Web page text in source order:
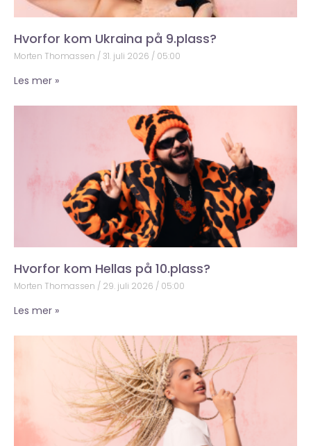
Hvorfor kom Ukraina på 9.plass?
Morten Thomassen 31. juli 2026 05:00
Les mer »
Hvorfor kom Hellas på 10.plass?
Morten Thomassen 29. juli 2026 05:00
Les mer »